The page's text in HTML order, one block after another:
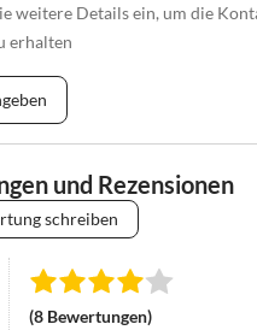
weitere Details ein, um die
erhalten
und Rezensionen
schreiben
(8 Bewertungen)